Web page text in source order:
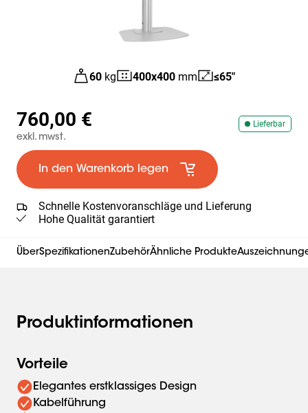
60 kg 400x400 mm ≤65"
Lieferbar
760,00 €
exkl. mwst.
In den Warenkorb legen
Schnelle Kostenvoranschläge und Lieferung
Hohe Qualität garantiert
ÜberSpezifikationenZubehörÄhnliche Produkte
Produktinformationen
Vorteile
Elegantes erstklassiges Design
Kabelführung